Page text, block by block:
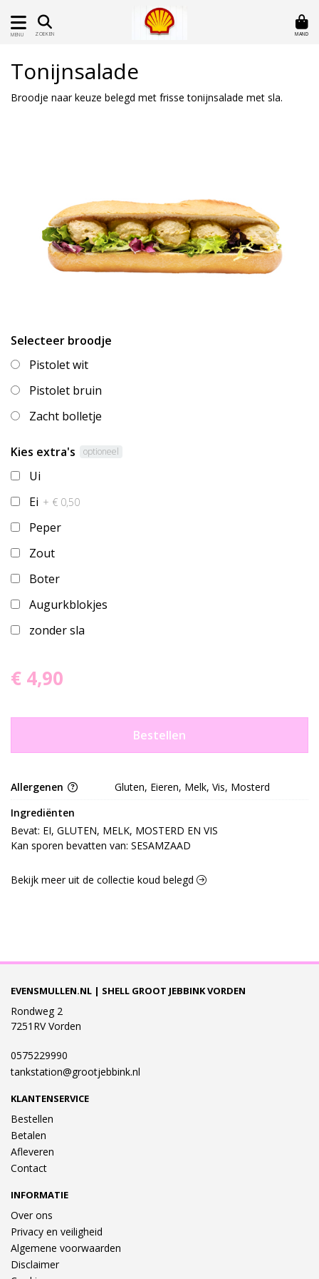
MENU ZOEKEN MAND
Tonijnsalade
Broodje naar keuze belegd met frisse tonijnsalade met sla.
Selecteer broodje
Pistolet wit
Pistolet bruin
Zacht bolletje
Kies extra's optioneel
Ui
Ei + € 0,50
Peper
Zout
Boter
Augurkblokjes
zonder sla
€ 4,90
Bestellen
Allergenen
Gluten, Eieren, Melk, Vis, Mosterd
Ingrediënten
Bevat: EI, GLUTEN, MELK, MOSTERD EN VIS
Kan sporen bevatten van: SESAMZAAD
Bekijk meer uit de collectie koud belegd
EVENSMULLEN.NL | SHELL GROOT JEBBINK VORDEN
Rondweg 2
7251RV Vorden
0575229990
tankstation@grootjebbink.nl
KLANTENSERVICE
Bestellen
Betalen
Afleveren
Contact
INFORMATIE
Over ons
Privacy en veiligheid
Algemene voorwaarden
Disclaimer